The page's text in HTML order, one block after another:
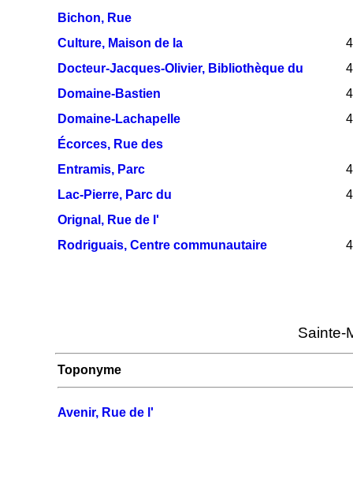
Bichon, Rue
Culture, Maison de la
Docteur-Jacques-Olivier, Bibliothèque du
Domaine-Bastien
Domaine-Lachapelle
Écorces, Rue des
Entramis, Parc
Lac-Pierre, Parc du
Orignal, Rue de l'
Rodriguais, Centre communautaire
Sainte-
Toponyme
Avenir, Rue de l'